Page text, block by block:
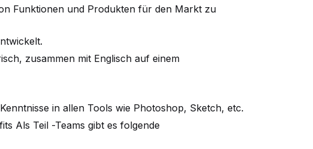
Funktionen und Produkten für den Markt zu
zusammen mit Englisch auf einem
in allen Tools wie Photoshop, Sketch, etc.
Als Teil -Teams gibt es folgende